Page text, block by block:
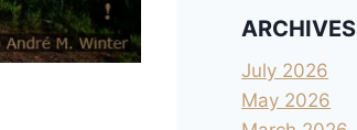
ARCHIVES
July 2026
May 2026